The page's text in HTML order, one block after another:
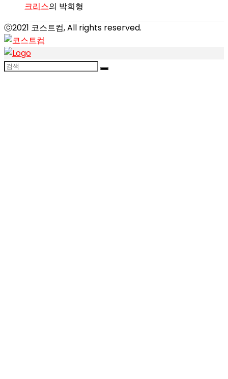
크리스의 박희형
ⓒ2021 코스트컴, All rights reserved.